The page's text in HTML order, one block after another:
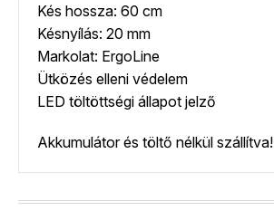
Kés hossza: 60 cm
Késnyílás: 20 mm
Markolat: ErgoLine
Ütközés elleni védelem
LED töltöttségi állapot jelző
Akkumulátor és töltő nélkül szállítva!